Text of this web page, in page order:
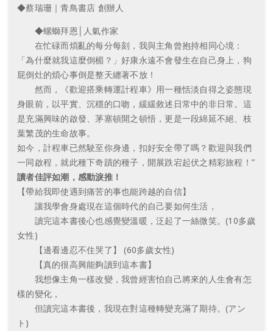
◆蔡瑞珊｜青鳥書店 創辦人
◆螺螄拜恩│人氣作家
在忙碌而煩亂的每分每刻，我與主角曾抱持相同心境：
「為什麼就我這麼倒楣？」好康永遠不會發生在自己身上，狗
屁倒灶的煩心事倒是整天纏著不放！
然而，《歡迎搭乘轉運計程車》用一種恬淡自得之姿態現
身眼前，以平實、沉穩的口吻，緩緩敘述日常中的非日常。這
是充滿興味的啟發、茅塞頓開之頓悟，更是一段綿延不絕、枝
葉繁茂的生命故事。
如今，計程車已然駛至你身邊，扣好安全帶了嗎？歡迎與我們
一同啟程，就此種下奇蹟的種子，開展跌宕起伏之精彩旅程！”
讀者佳評如潮，感動淚推！
【帶給我即使遇到痛苦的事也能跨越的自信】
讓我學會身處現在這個時代的自己要如何生活，
讀完這本書後心也感覺變溫暖，泛起了一絲微笑。(10多歲
女性)
【邊看邊忍不住哭了】 (60多歲女性)
【真的很高興能夠讀到這本書】
我想像主角一樣改變，我曾經害怕自己將來的人生會有怎
樣的變化，
但讀完這本書後，我現在對這種轉變充滿了期待。(アン
ト)